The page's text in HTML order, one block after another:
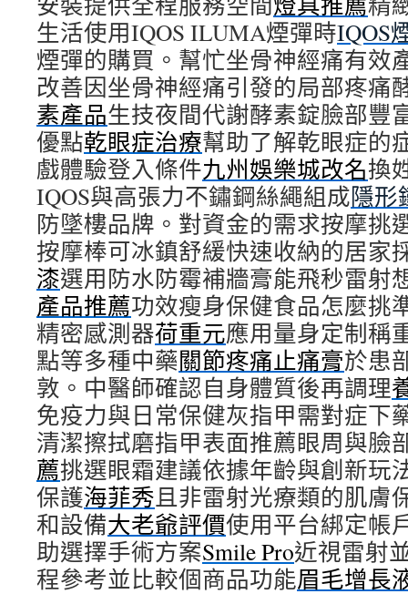
生活使用IQOS ILUMA煙彈時IQOS
煙彈的購買。幫忙坐骨神經痛有效
改善因坐骨神經痛引發的局部疼痛
素產品生技夜間代謝酵素錠臉部豐
優點乾眼症治療幫助了解乾眼症的
戲體驗登入條件九州娛樂城改名換
IQOS與高張力不鏽鋼絲繩組成隱形
防墜樓品牌。對資金的需求按摩挑
按摩棒可冰鎮舒緩快速收納的居家
漆選用防水防霉補牆膏能飛秒雷射
產品推薦功效瘦身保健食品怎麼挑
精密感測器荷重元應用量身定制稱
點等多種中藥關節疼痛止痛膏於患
敦。中醫師確認自身體質後再調理
免疫力與日常保健灰指甲需對症下
清潔擦拭磨指甲表面推薦眼周與臉
薦挑選眼霜建議依據年齡與創新玩
保護海菲秀且非雷射光療類的肌膚
和設備大老爺評價使用平台綁定帳
助選擇手術方案Smile Pro近視雷射
程參考並比較個商品功能眉毛增長